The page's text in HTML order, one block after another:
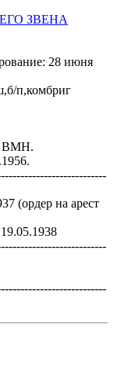
ЗВЕНА
: 28 июня
п,комбриг
ВМН.
(ордер на арест